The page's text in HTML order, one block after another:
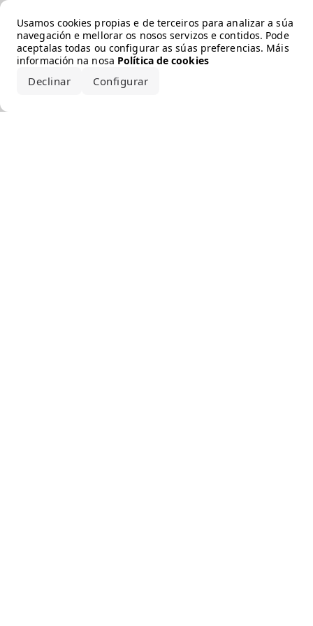
Usamos cookies propias e de terceiros para analizar a súa
navegación e mellorar os nosos servizos e contidos. Pode
aceptalas todas ou configurar as súas preferencias. Máis
información na nosa Política de cookies
Declinar Configurar
Error loading the brand